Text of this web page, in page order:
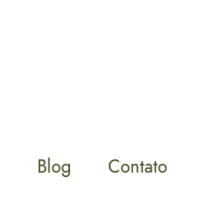
Blog Contato